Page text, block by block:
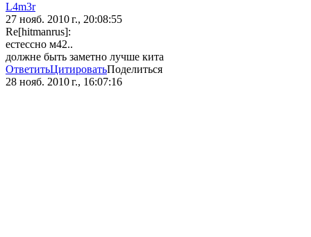
L4m3r
27 нояб. 2010 г., 20:08:55
Re[hitmanrus]:
естессно м42..
должне быть заметно лучше кита
ОтветитьЦитироватьПоделиться
28 нояб. 2010 г., 16:07:16